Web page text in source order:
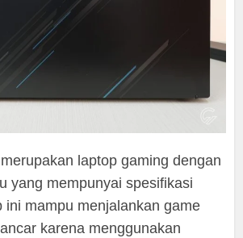
merupakan laptop gaming dengan
yang mempunyai spesifikasi
ini mampu menjalankan game
karena menggunakan